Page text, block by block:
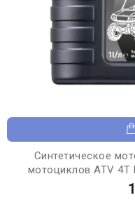
Синтетическое
мотоциклов ATV